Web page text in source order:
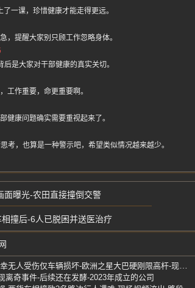
一课，珍惜健康才能走得更远。
，提醒大家别只顾工作忽略身体。
是大家对干部健康的真实关切。
工作重要，命更重要啊。
健康问题确实需要重视起来了。
考，也算是一种警示吧，希望类似情况越来越少。
面曝光-农田直接撞倒交警
撞后-6人已脱困并送医治疗
离奇事件-后续还在发酵-2023年成立的公司